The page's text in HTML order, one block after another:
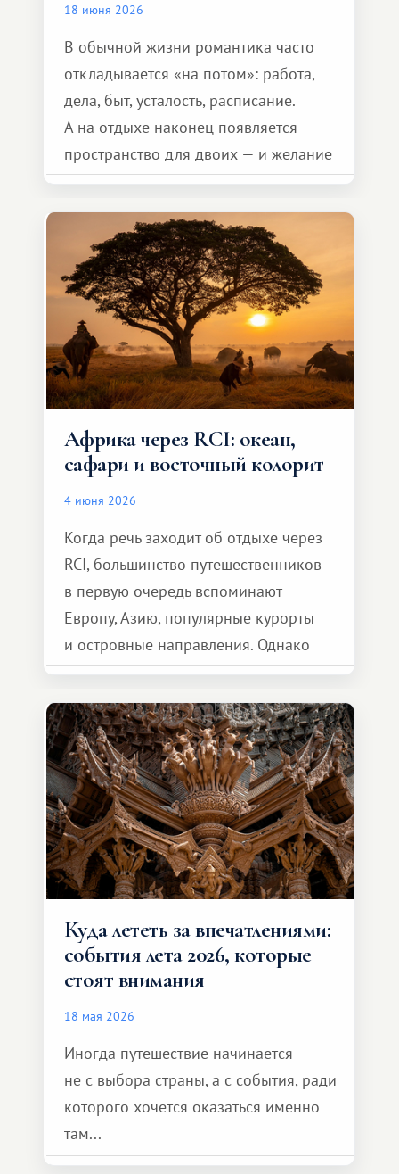
18 июня 2026
В обычной жизни романтика часто
откладывается «на потом»: работа,
дела, быт, усталость, расписание.
А на отдыхе наконец появляется
пространство для двоих — и желание
сделать для близкого человека что-то
особенное. Не обязательно
масштабное, но тёплое
и запоминающееся :)
Африка через RCI: океан,
сафари и восточный колорит
4 июня 2026
Когда речь заходит об отдыхе через
RCI, большинство путешественников
в первую очередь вспоминают
Европу, Азию, популярные курорты
и островные направления. Однако
возможности обменной системы
значительно шире. Среди них есть
и Африка — континент, который
способен подарить совершенно иной
формат путешествия.
Куда лететь за впечатлениями:
события лета 2026, которые
стоят внимания
18 мая 2026
Иногда путешествие начинается
не с выбора страны, а с события, ради
которого хочется оказаться именно
там...